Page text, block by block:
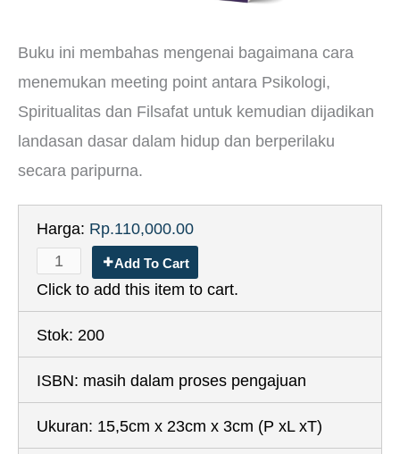
Buku ini membahas mengenai bagaimana cara
menemukan meeting point antara Psikologi,
Spiritualitas dan Filsafat untuk kemudian dijadikan
landasan dasar dalam hidup dan berperilaku
secara paripurna.
Harga: Rp.110,000.00
Add To Cart
Click to add this item to cart.
Stok: 200
ISBN: masih dalam proses pengajuan
Ukuran: 15,5cm x 23cm x 3cm (P xL xT)